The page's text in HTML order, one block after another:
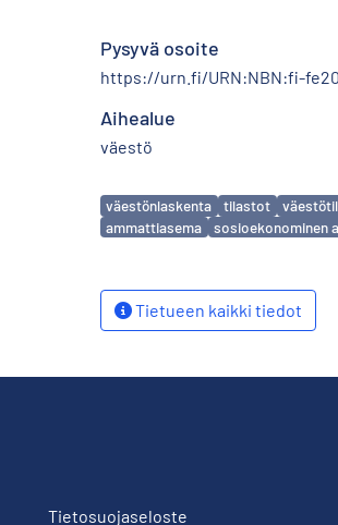
Pysyvä osoite
https://urn.fi/URN:NBN:fi-
Aihealue
väestö
Avainsanat
väestönlaskenta tilastot
ammattiasema
sosioekonominen
Tietueen kaikki tiedot
Tietosuojaseloste